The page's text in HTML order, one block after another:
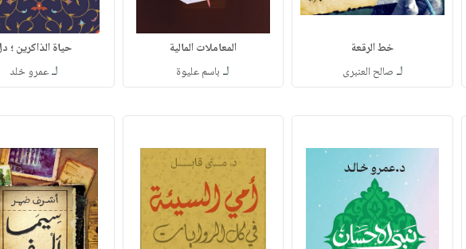
خط الرقعة
لـ صالح العنبرى
المعاملات المالية
لـ باسم عليوة
حياة الذاكرين ؛
لـعمرو خلد